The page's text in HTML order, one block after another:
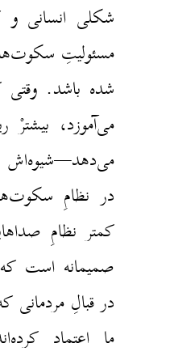
انسانی و کامل
سکوت‌ها و
باشد. وقتی کسی
بیشترْ ریتمِ
شیوه‌اش را و
نظامِ سکوت‌هایش
نظامِ صداهایش را.
است که به
قبالِ مردمانی که از
اعتماد کرده‌اند